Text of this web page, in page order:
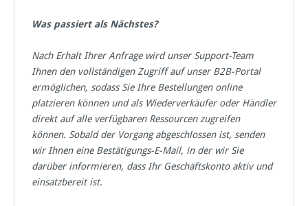
Was passiert als Nächstes?
Nach Erhalt Ihrer Anfrage wird unser Support-Team
Ihnen den vollständigen Zugriff auf unser B2B-Portal
ermöglichen, sodass Sie Ihre Bestellungen online
platzieren können und als Wiederverkäufer oder Händler
direkt auf alle verfügbaren Ressourcen zugreifen
können. Sobald der Vorgang abgeschlossen ist, senden
wir Ihnen eine Bestätigungs-E-Mail, in der wir Sie
darüber informieren, dass Ihr Geschäftskonto aktiv und
einsatzbereit ist.